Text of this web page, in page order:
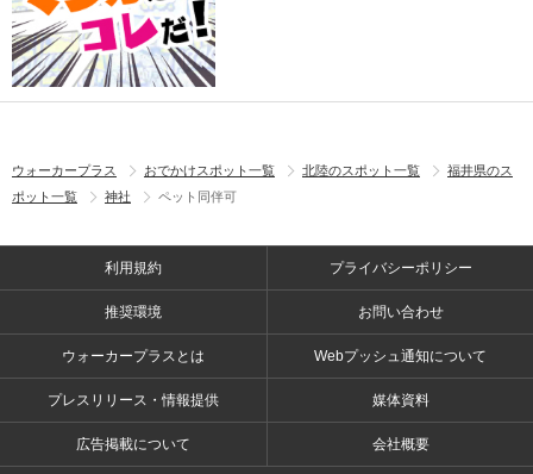
ウォーカープラス おでかけスポット一覧 北陸のスポット一覧
福井県のス
ポット一覧
神社 ペット同伴可
利用規約 プライバシーポリシー
推奨環境 お問い合わせ
ウォーカープラスとは Webプッシュ通知について
プレスリリース・情報提供 媒体資料
広告掲載について 会社概要